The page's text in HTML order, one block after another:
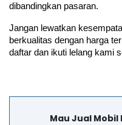
dibandingkan pasaran.
Jangan lewatkan
berkualitas dengan harga
daftar dan ikuti lelang kami
Mau Jual